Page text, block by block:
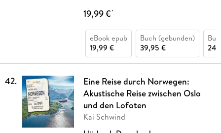
19,99 €*
eBook epub
19,99 €
Buch (gebunden)
39,95 €
42.
Eine Reise durch Norwegen:
Akustische Reise zwischen Oslo
und den Lofoten
Kai Schwind